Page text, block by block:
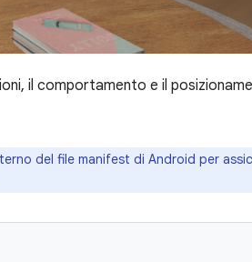
il comportamento e il
del file manifest di Android per